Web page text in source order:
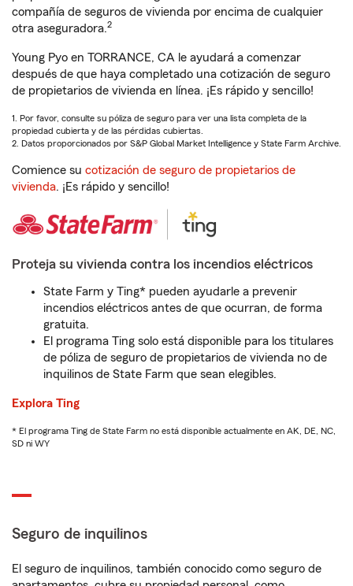
compañía de seguros de vivienda por encima de cualquier
otra aseguradora.2
Young Pyo en TORRANCE, CA le ayudará a comenzar
después de que haya completado una cotización de seguro
de propietarios de vivienda en línea. ¡Es rápido y sencillo!
1. Por favor, consulte su póliza de seguro para ver una lista completa de la
propiedad cubierta y de las pérdidas cubiertas.
2. Datos proporcionados por S&P Global Market Intelligence y State Farm Archive.
Comience su cotización de seguro de propietarios de
vivienda. ¡Es rápido y sencillo!
Proteja su vivienda contra los incendios eléctricos
State Farm y Ting* pueden ayudarle a prevenir
incendios eléctricos antes de que ocurran, de forma
gratuita.
El programa Ting solo está disponible para los titulares
de póliza de seguro de propietarios de vivienda no de
inquilinos de State Farm que sean elegibles.
Explora Ting
* El programa Ting de State Farm no está disponible actualmente en AK, DE, NC,
SD ni WY
Seguro de inquilinos
El seguro de inquilinos, también conocido como seguro de